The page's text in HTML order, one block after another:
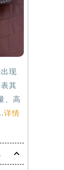
现
其
、高
详情
？